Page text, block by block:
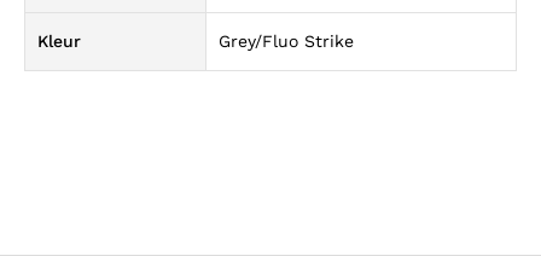
Kleur Grey/Fluo Strike